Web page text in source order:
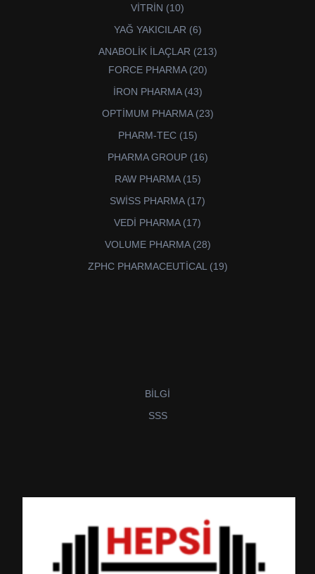
VİTRİN 1010
YAĞ YAKICILAR 66
ANABOLİK İLAÇLAR 213213
FORCE PHARMA 2020
İRON PHARMA 4343
OPTİMUM PHARMA 2323
PHARM-TEC 1515
PHARMA GROUP 1616
RAW PHARMA 1515
SWİSS PHARMA 1717
VEDİ PHARMA 1717
VOLUME PHARMA 2828
ZPHC PHARMACEUTİCAL 1919
BİLGİ
SSS